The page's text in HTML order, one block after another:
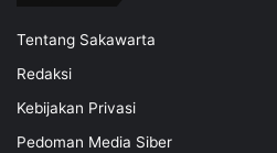
Tentang Sakawarta
Redaksi
Kebijakan Privasi
Pedoman Media Siber